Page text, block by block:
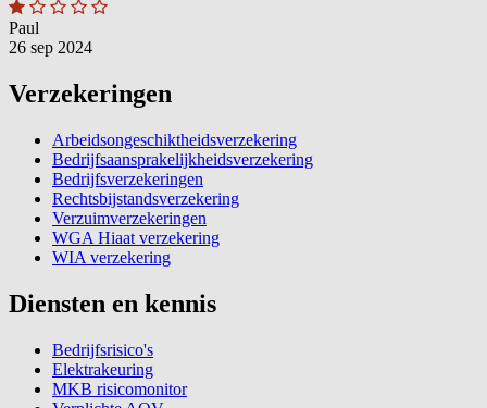
Paul
26 sep 2024
Verzekeringen
Arbeidsongeschiktheidsverzekering
Bedrijfsaansprakelijkheidsverzekering
Bedrijfsverzekeringen
Rechtsbijstandsverzekering
Verzuimverzekeringen
WGA Hiaat verzekering
WIA verzekering
Diensten en kennis
Bedrijfsrisico's
Elektrakeuring
MKB risicomonitor